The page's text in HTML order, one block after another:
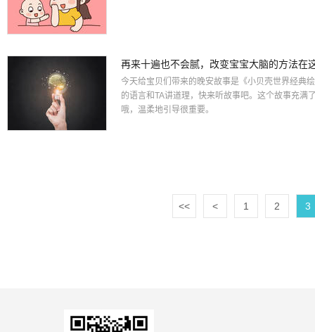
再来十遍也不会腻，改变宝宝大脑的方法在
今天给宝贝们带来的晚安故事是《小贝壳世界经典
的语言和TA讲道理，快来听故事吧。这个故事充满
哦，温柔地引导很重要。
<< < 1 2 3